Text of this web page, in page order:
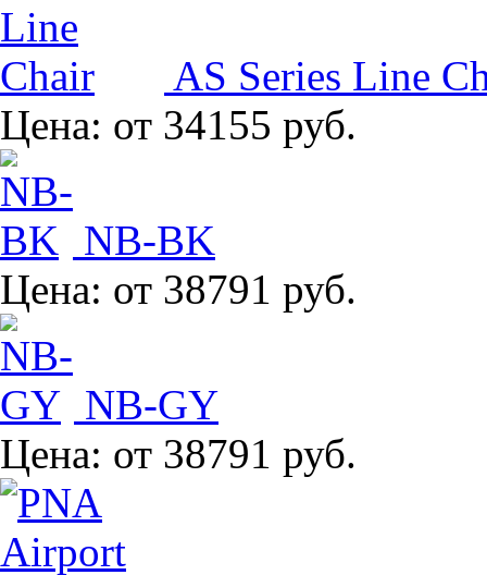
AS Series Line
Цена: от 34155 руб.
NB-BK
Цена: от 38791 руб.
NB-GY
Цена: от 38791 руб.